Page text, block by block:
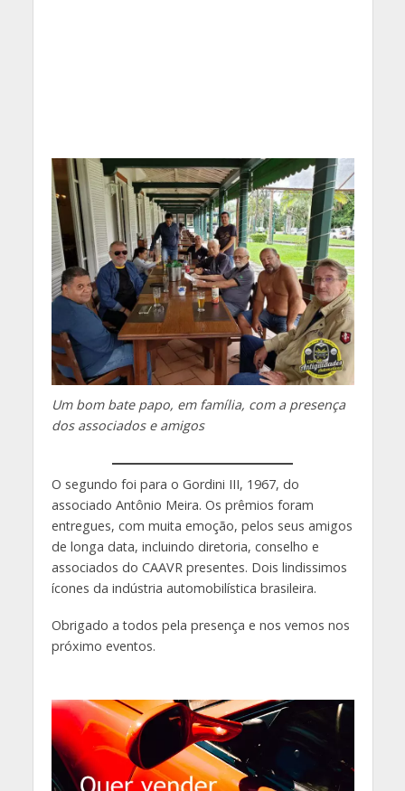
Um bom bate papo, em família, com a presença
dos associados e amigos
O segundo foi para o Gordini III, 1967, do
associado Antônio Meira. Os prêmios foram
entregues, com muita emoção, pelos seus amigos
de longa data, incluindo diretoria, conselho e
associados do CAAVR presentes. Dois lindissimos
ícones da indústria automobilística brasileira.
Obrigado a todos pela presença e nos vemos nos
próximo eventos.